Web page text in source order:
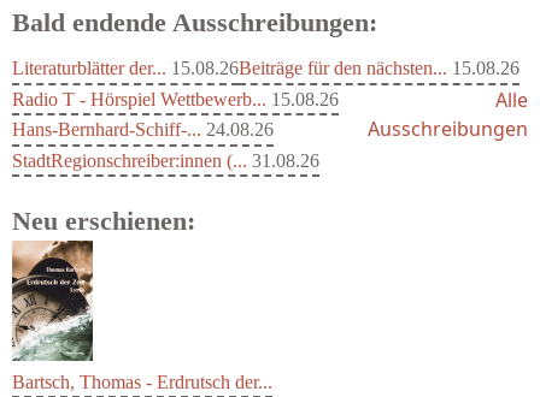
Bald endende Ausschreibungen:
Literaturblätter der... 15.08.26Beiträge für den nächsten... 15.08.26
Radio T - Hörspiel Wettbewerb... 15.08.26
Hans-Bernhard-Schiff-... 24.08.26
StadtRegionschreiber:innen (... 31.08.26
Alle
Ausschreibungen
Neu erschienen:
Bartsch, Thomas - Erdrutsch der...